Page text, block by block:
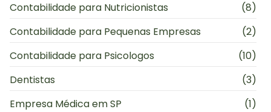
Contabilidade para Nutricionistas
(8)
Contabilidade para Pequenas Empresas
(2)
Contabilidade para Psicologos
(10)
Dentistas
(3)
Empresa Médica em SP
(1)